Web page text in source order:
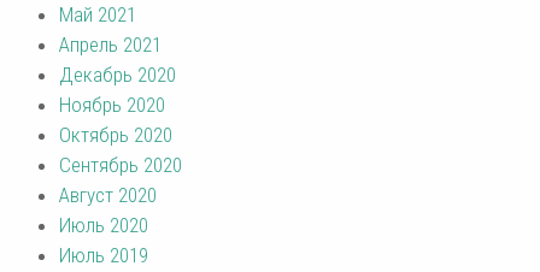
Май 2021
Апрель 2021
Декабрь 2020
Ноябрь 2020
Октябрь 2020
Сентябрь 2020
Август 2020
Июль 2020
Июль 2019